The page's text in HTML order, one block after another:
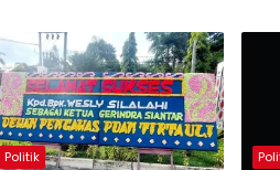
Politik